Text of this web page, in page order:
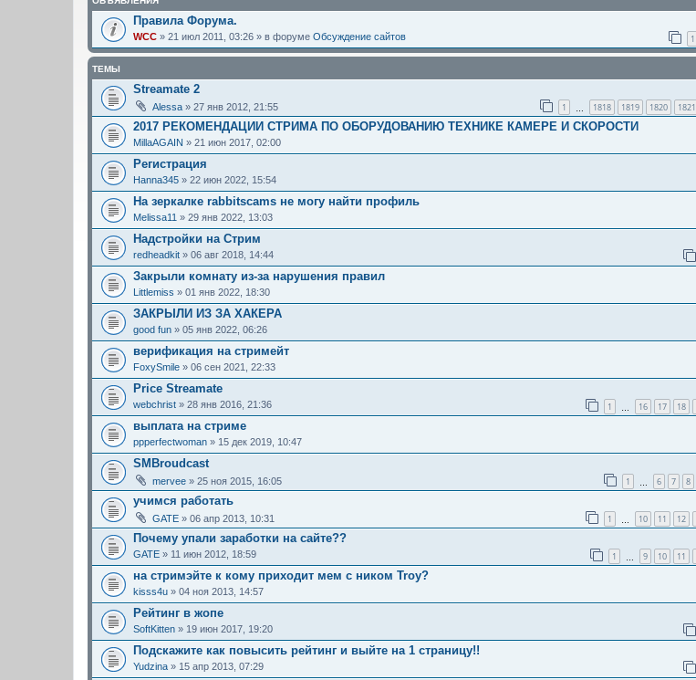
Правила Форума.
WCC » 21 июл 2011, 03:26 » в форуме Обсуждение сайтов 1
ТЕМЫ
Streamate 2
Alessa » 27 янв 2012, 21:55 1 1818 1819 1820 1821
2017 РЕКОМЕНДАЦИИ СТРИМА ПО ОБОРУДОВАНИЮ ТЕХНИКЕ КАМЕРЕ И СКОРОСТИ
MillaAGAIN » 21 июн 2017, 02:00
Регистрация
Hanna345 » 22 июн 2022, 15:54
На зеркалке rabbitscams не могу найти профиль
Melissa11 » 29 янв 2022, 13:03
Надстройки на Стрим
redheadkit » 06 авг 2018, 14:44
Закрыли комнату из-за нарушения правил
Littlemiss » 01 янв 2022, 18:30
ЗАКРЫЛИ ИЗ ЗА ХАКЕРА
good fun » 05 янв 2022, 06:26
верификация на стримейт
FoxySmile » 06 сен 2021, 22:33
Price Streamate
webchrist » 28 янв 2016, 21:36 1 16 17 18
выплата на стриме
ppperfectwoman » 15 дек 2019, 10:47
SMBroudcast
mervee » 25 ноя 2015, 16:05 1 6 7 8
учимся работать
GATE » 06 апр 2013, 10:31 1 10 11 12
Почему упали заработки на сайте??
GATE » 11 июн 2012, 18:59 1 9 10 11
на стримэйте к кому приходит мем с ником Troy?
kisss4u » 04 ноя 2013, 14:57
Рейтинг в жопе
SoftKitten » 19 июн 2017, 19:20
Подскажите как повысить рейтинг и выйте на 1 страницу!!
Yudzina » 15 апр 2013, 07:29